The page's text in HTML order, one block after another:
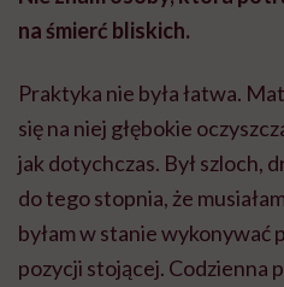
na śmierć bliskich.
Praktyka nie była łatwa.
się na niej głębokie
jak dotychczas. Był szloch,
do tego stopnia, że
byłam w stanie wykonywać
pozycji stojącej. Codzienna